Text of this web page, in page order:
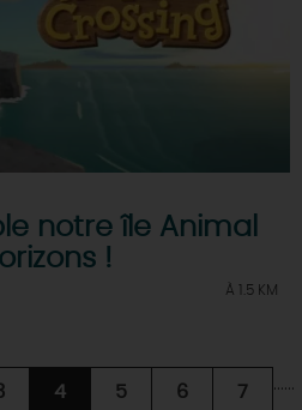
notre île Animal
!
À 1.5 KM
4 5 6 7 ......